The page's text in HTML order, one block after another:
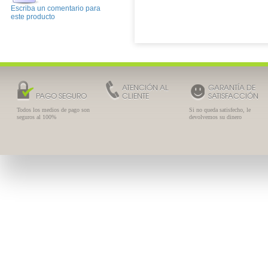
Escriba un comentario para
este producto
PAGO SEGURO
Todos los medios de pago son
seguros al 100%
ATENCIÓN AL
CLIENTE
GARANTÍA DE
SATISFACCIÓN
Si no queda satisfecho, le
devolvemos su dinero